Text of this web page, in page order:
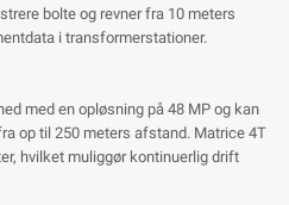
bolte og revner fra 10 meters
i transformerstationer.
med en opløsning på 48 MP og kan
op til 250 meters afstand. Matrice 4T
hvilket muliggør kontinuerlig drift